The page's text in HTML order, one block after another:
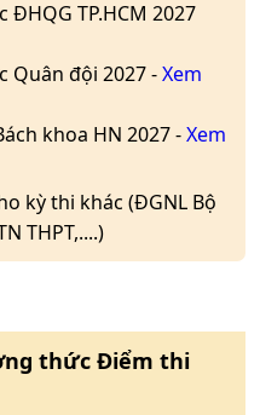
TP.HCM 2027
Quân đội 2027 -Xem
khoa HN 2027 -Xem
kỳ thi khác (ĐGNL Bộ
THPT,....)
thức Điểm thi